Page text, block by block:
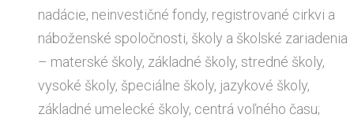
nadácie, neinvestičné fondy, registrované cirkvi a
náboženské spoločnosti, školy a školské zariadenia
– materské školy, základné školy, stredné školy,
vysoké školy, špeciálne školy, jazykové školy,
základné umelecké školy, centrá voľného času;